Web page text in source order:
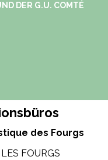
DER G.U. COMTÉ
des Fourgs
FOURGS